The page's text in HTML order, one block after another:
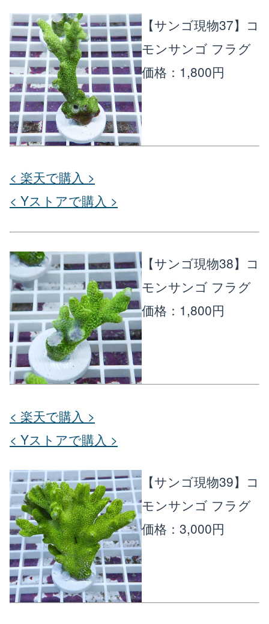
【サンゴ現物37】コ
モンサンゴ フラグ
価格：1,800円
< 楽天で購入 >
< Yストアで購入 >
【サンゴ現物38】コ
モンサンゴ フラグ
価格：1,800円
< 楽天で購入 >
< Yストアで購入 >
【サンゴ現物39】コ
モンサンゴ フラグ
価格：3,000円